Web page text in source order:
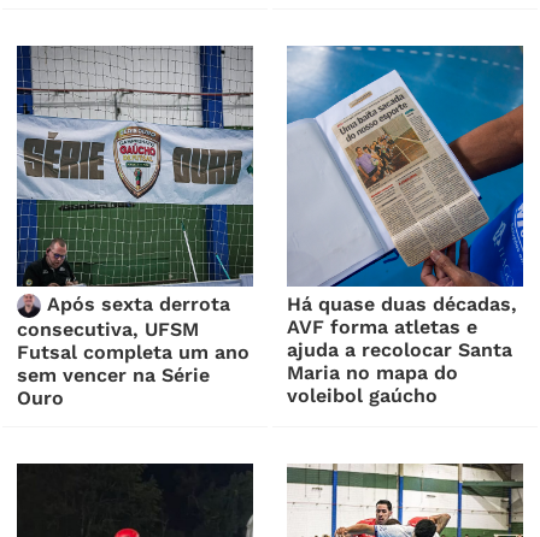
Após sexta derrota
consecutiva, UFSM
Futsal completa um ano
sem vencer na Série
Ouro
Há quase duas décadas,
AVF forma atletas e
ajuda a recolocar Santa
Maria no mapa do
voleibol gaúcho